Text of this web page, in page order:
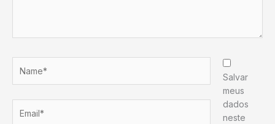
Salvar
meus
dados
neste